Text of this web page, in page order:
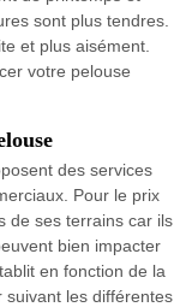
sont plus tendres.
et plus aisément.
votre pelouse
des services
Pour le prix
de ses terrains car ils
bien impacter
en fonction de la
suivant les différentes